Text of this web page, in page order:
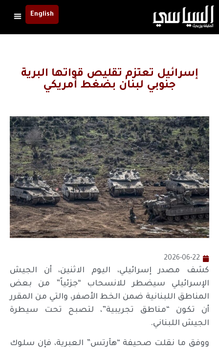
English
إسرائيل تعتزم تقليص قواتها البرية
جنوبي لبنان بضغط أمريكي
2026-06-22
كشف مصدر إسرائيلي، اليوم الاثنين، أن الجيش
الإسرائيلي سيضطر للانسحاب “جزئياً” من بعض
المناطق اللبنانية ضمن الخط الأصفر، والتي من المقرر
أن تكون “مناطق تجريبية”، لتصبح تحت سيطرة
الجيش اللبناني.
ووفق ما نقلت صحيفة “هآرتس” العبرية، فإن سلوك